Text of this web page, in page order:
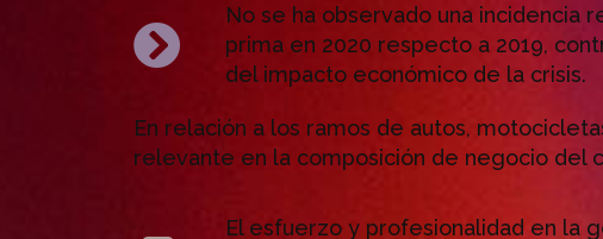
No se ha observado una incidencia
prima en 2020 respecto a 2019,
del impacto económico de la crisis.
En relación a los ramos de autos,
relevante en la composición de negocio del
El esfuerzo y profesionalidad en la